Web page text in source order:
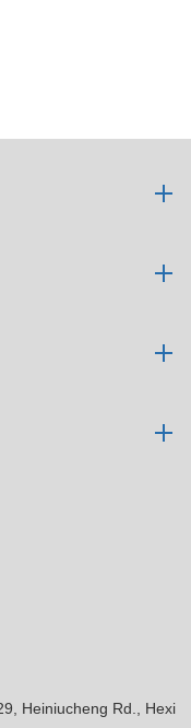
Heiniucheng Rd., Hexi